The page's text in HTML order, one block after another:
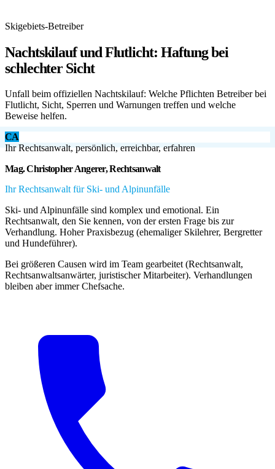
Skigebiets-Betreiber
Nachtskilauf und Flutlicht: Haftung bei
schlechter Sicht
Unfall beim offiziellen Nachtskilauf: Welche Pflichten Betreiber bei
Flutlicht, Sicht, Sperren und Warnungen treffen und welche
Beweise helfen.
CA
Ihr Rechtsanwalt, persönlich, erreichbar, erfahren
Mag. Christopher Angerer, Rechtsanwalt
Ihr Rechtsanwalt für Ski- und Alpinunfälle
Ski- und Alpinunfälle sind komplex und emotional. Ein
Rechtsanwalt, den Sie kennen, von der ersten Frage bis zur
Verhandlung. Hoher Praxisbezug (ehemaliger Skilehrer, Bergretter
und Hundeführer).
Bei größeren Causen wird im Team gearbeitet (Rechtsanwalt,
Rechtsanwaltsanwärter, juristischer Mitarbeiter). Verhandlungen
bleiben aber immer Chefsache.